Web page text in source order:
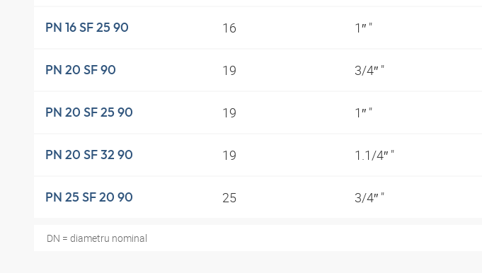
PN 16 SF 25 90 16 1″ "
PN 20 SF 90 19 3/4″ "
PN 20 SF 25 90 19 1″ "
PN 20 SF 32 90 19 1.1/4″ "
PN 25 SF 20 90 25 3/4″ "
DN = diametru nominal